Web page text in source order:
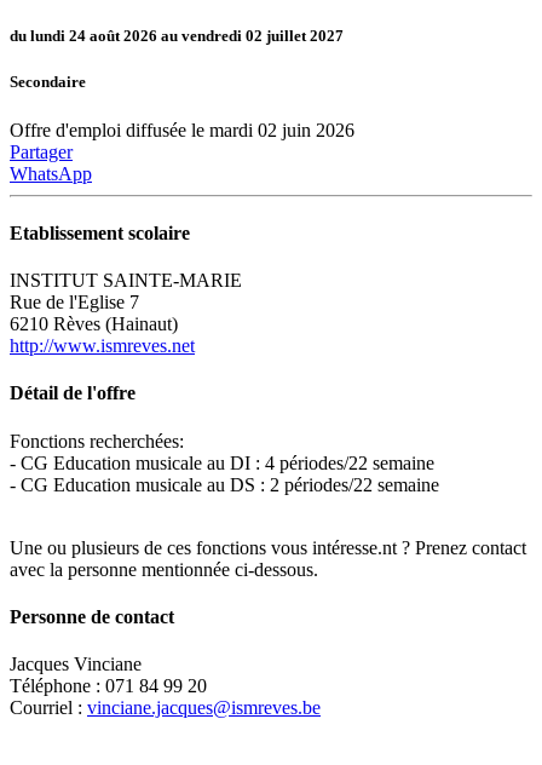
du lundi 24 août 2026 au vendredi 02 juillet 2027
Secondaire
Offre d'emploi diffusée le mardi 02 juin 2026
Partager
WhatsApp
Etablissement scolaire
INSTITUT SAINTE-MARIE
Rue de l'Eglise 7
6210 Rèves (Hainaut)
http://www.ismreves.net
Détail de l'offre
Fonctions recherchées:
- CG Education musicale au DI : 4 périodes/22 semaine
- CG Education musicale au DS : 2 périodes/22 semaine
Une ou plusieurs de ces fonctions vous intéresse.nt ? Prenez contact
avec la personne mentionnée ci-dessous.
Personne de contact
Jacques Vinciane
Téléphone : 071 84 99 20
Courriel : vinciane.jacques@ismreves.be